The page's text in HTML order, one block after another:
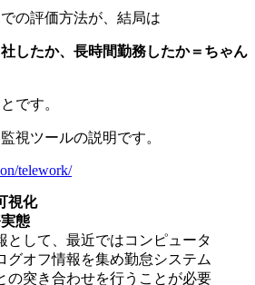
の評価方法が、結局は
社したか、長時間勤務したか＝ちゃん
です。
視ツールの説明です。
telework/
視化
態
として、最近ではコンピュータ
グオフ情報を集め勤怠システム
の突き合わせを行うことが必要